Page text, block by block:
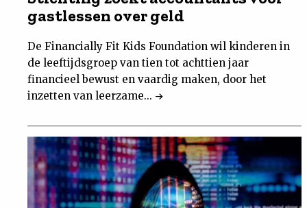
gastlessen over geld
De Financially Fit Kids Foundation wil kinderen in
de leeftijdsgroep van tien tot achttien jaar
financieel bewust en vaardig maken, door het
inzetten van leerzame...